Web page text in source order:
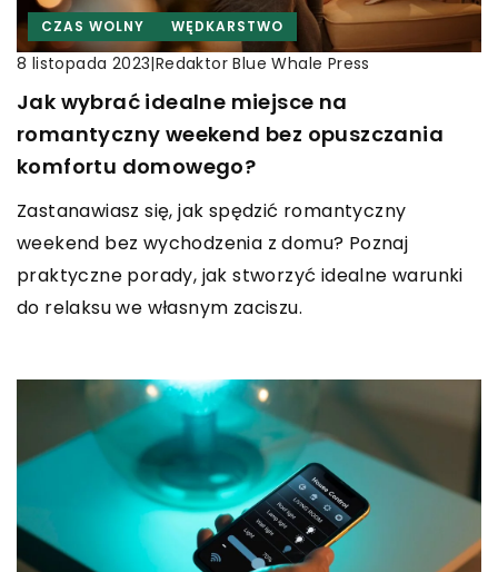
CZAS WOLNY WĘDKARSTWO
8 listopada 2023|Redaktor Blue Whale Press
Jak wybrać idealne miejsce na
romantyczny weekend bez opuszczania
komfortu domowego?
Zastanawiasz się, jak spędzić romantyczny
weekend bez wychodzenia z domu? Poznaj
praktyczne porady, jak stworzyć idealne warunki
do relaksu we własnym zaciszu.